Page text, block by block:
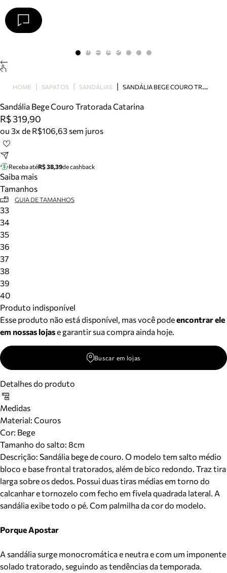
Papete
Scarpin
Mocassim
Bolsa
Tênis
Mule
Rasteira
Precisa de ajuda?
Arezzo
HOME SAPATOS SANDÁLIAS S
ANDÁLIA BEGE COURO TRATORADA CATARINA
Sandália Bege Couro Tratorada Catarina
R$ 319,90
ou 3x de R$106,63 sem juros
Receba atéR$ 38,39de cashback
Saiba mais
Tamanhos
GUIA DE TAMANHOS
33
34
35
36
37
38
39
40
Produto indisponível
Esse produto não está disponível, mas você podeencontrar ele
em nossas lojase garantir sua compra ainda hoje.
Buscar em lojas
Detalhes do produto
Medidas
Material: Couros
Cor: Bege
Tamanho do salto: 8cm
Descrição: Sandália bege de couro. O modelo tem salto médio
bloco e base frontal tratorados, além de bico redondo. Traz tira
larga sobre os dedos. Possui duas tiras médias em torno do
calcanhar e tornozelo com fecho em fivela quadrada lateral. A
sandália exibe todo o pé. Com palmilha da cor do modelo.
Porque Apostar
A sandália surge monocromática e neutra e com um imponente
solado tratorado, seguindo as tendências da temporada.